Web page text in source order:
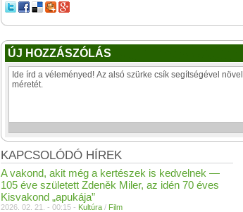
ÚJ HOZZÁSZÓLÁS
KAPCSOLÓDÓ HÍREK
A vakond, akit még a kertészek is kedvelnek —
105 éve született Zdeněk Miler, az idén 70 éves
Kisvakond „apukája”
2026. 02. 21. - 00:15 - Kultúra / Film